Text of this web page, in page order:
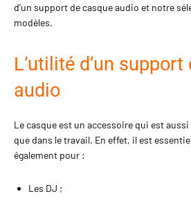
d’un support de casque audio et notre
modèles.
L’utilité d’un
audio
Le casque est un accessoire qui est
que dans le travail. En effet, il est
également pour :
Les DJ ;